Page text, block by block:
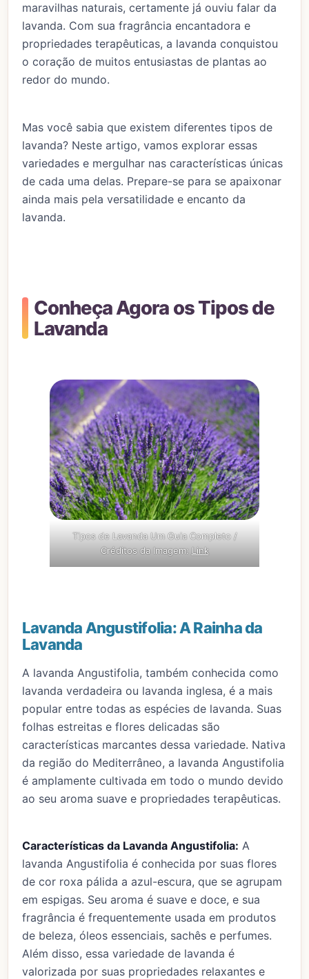
maravilhas naturais, certamente já ouviu falar da
lavanda. Com sua fragrância encantadora e
propriedades terapêuticas, a lavanda conquistou
o coração de muitos entusiastas de plantas ao
redor do mundo.
Mas você sabia que existem diferentes tipos de
lavanda? Neste artigo, vamos explorar essas
variedades e mergulhar nas características únicas
de cada uma delas. Prepare-se para se apaixonar
ainda mais pela versatilidade e encanto da
lavanda.
Conheça Agora os Tipos de
Lavanda
Tipos de Lavanda Um Guia Completo /
Créditos da Imagem: Link
Lavanda Angustifolia: A Rainha da
Lavanda
A lavanda Angustifolia, também conhecida como
lavanda verdadeira ou lavanda inglesa, é a mais
popular entre todas as espécies de lavanda. Suas
folhas estreitas e flores delicadas são
características marcantes dessa variedade. Nativa
da região do Mediterrâneo, a lavanda Angustifolia
é amplamente cultivada em todo o mundo devido
ao seu aroma suave e propriedades terapêuticas.
Características da Lavanda Angustifolia: A
lavanda Angustifolia é conhecida por suas flores
de cor roxa pálida a azul-escura, que se agrupam
em espigas. Seu aroma é suave e doce, e sua
fragrância é frequentemente usada em produtos
de beleza, óleos essenciais, sachês e perfumes.
Além disso, essa variedade de lavanda é
valorizada por suas propriedades relaxantes e